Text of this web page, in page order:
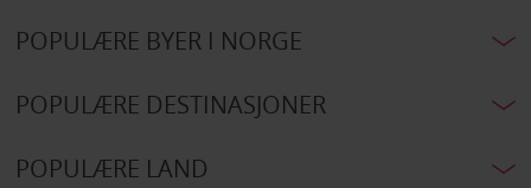
POPULÆRE BYER I NORGE
POPULÆRE DESTINASJONER
POPULÆRE LAND